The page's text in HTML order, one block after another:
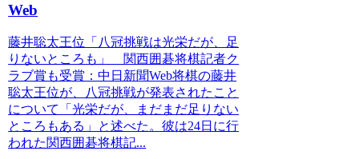
Web
藤井聡太王位「八冠挑戦は光栄だが、足
りないところも」 関西囲碁将棋記者ク
ラブ賞も受賞：中日新聞Web将棋の藤井
聡太王位が、八冠挑戦が発表されたこと
について「光栄だが、まだまだ足りない
ところもある」と述べた。彼は24日に行
われた関西囲碁将棋記...